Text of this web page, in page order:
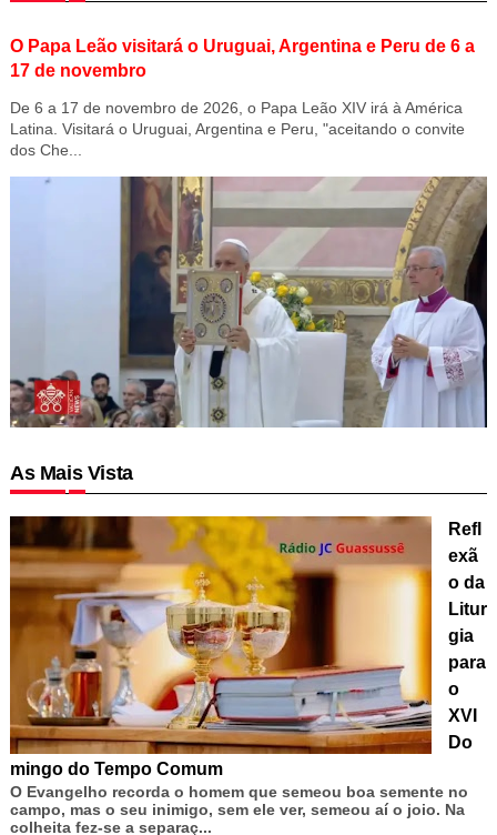
O Papa Leão visitará o Uruguai, Argentina e Peru de 6 a
17 de novembro
De 6 a 17 de novembro de 2026, o Papa Leão XIV irá à América
Latina. Visitará o Uruguai, Argentina e Peru, "aceitando o convite
dos Che...
As Mais Vista
Refl
exã
o da
Litur
gia
para
o
XVI
Do
mingo do Tempo Comum
O Evangelho recorda o homem que semeou boa semente no
campo, mas o seu inimigo, sem ele ver, semeou aí o joio. Na
colheita fez-se a separaç...